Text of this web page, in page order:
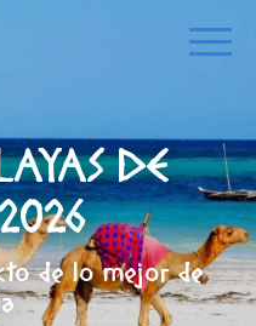
DE
de lo mejor de